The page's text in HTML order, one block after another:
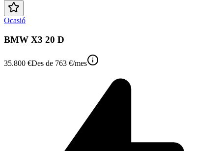
Ocasió
BMW X3 20 D
35.800 €Des de 763 €/mes